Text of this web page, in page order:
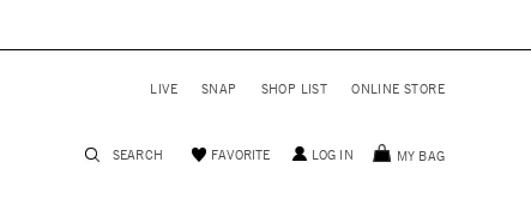
LIVE SNAP SHOP LIST ONLINE STORE
SEARCH FAVORITE LOG IN MY BAG